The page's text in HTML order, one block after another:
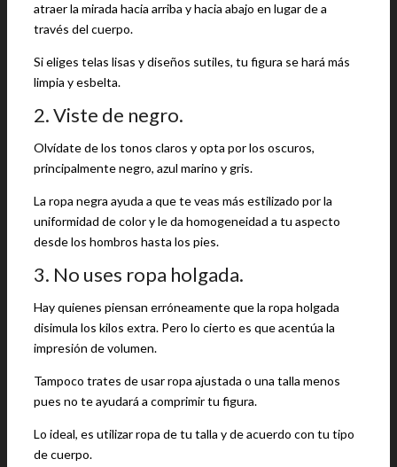
atraer la mirada hacia arriba y hacia abajo en lugar de a
través del cuerpo.
Si eliges telas lisas y diseños sutiles, tu figura se hará más
limpia y esbelta.
2. Viste de negro.
Olvídate de los tonos claros y opta por los oscuros,
principalmente negro, azul marino y gris.
La ropa negra ayuda a que te veas más estilizado por la
uniformidad de color y le da homogeneidad a tu aspecto
desde los hombros hasta los pies.
3. No uses ropa holgada.
Hay quienes piensan erróneamente que la ropa holgada
disimula los kilos extra. Pero lo cierto es que acentúa la
impresión de volumen.
Tampoco trates de usar ropa ajustada o una talla menos
pues no te ayudará a comprimir tu figura.
Lo ideal, es utilizar ropa de tu talla y de acuerdo con tu tipo
de cuerpo.